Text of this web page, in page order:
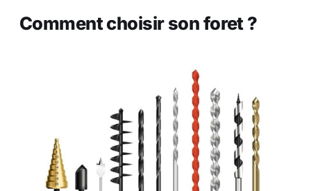
Comment choisir son foret ?